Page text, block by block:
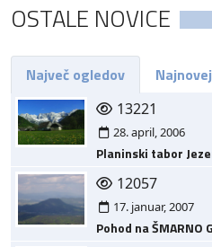
OSTALE NOVICE
Največ ogledov
13221
28. april, 2006
Planinski tabor
12057
17. januar, 2007
Pohod na ŠMARNO